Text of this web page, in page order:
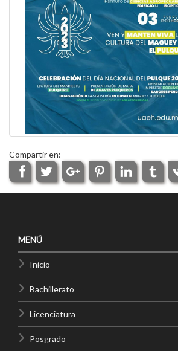
Compartir en:
MENÚ
Inicio
Bachillerato
Licenciatura
Posgrado